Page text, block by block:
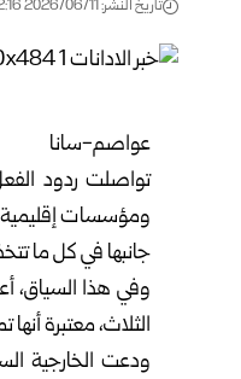
تاريخ النشر: 2026/06/11 2:16 مساءً
عواصم-سانا‏
تواصلت ردود
ومؤسسات إقليمية
جانبها في كل ما
وفي هذا السياق،
الثلاث، معتبرة
ودعت الخارجية